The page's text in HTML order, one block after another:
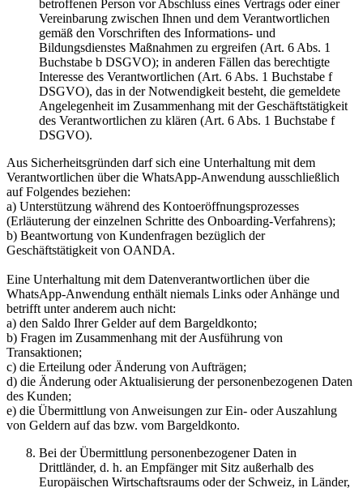
betroffenen Person vor Abschluss eines Vertrags oder einer
Vereinbarung zwischen Ihnen und dem Verantwortlichen
gemäß den Vorschriften des Informations- und
Bildungsdienstes Maßnahmen zu ergreifen (Art. 6 Abs. 1
Buchstabe b DSGVO); in anderen Fällen das berechtigte
Interesse des Verantwortlichen (Art. 6 Abs. 1 Buchstabe f
DSGVO), das in der Notwendigkeit besteht, die gemeldete
Angelegenheit im Zusammenhang mit der Geschäftstätigkeit
des Verantwortlichen zu klären (Art. 6 Abs. 1 Buchstabe f
DSGVO).
Aus Sicherheitsgründen darf sich eine Unterhaltung mit dem
Verantwortlichen über die WhatsApp-Anwendung ausschließlich
auf Folgendes beziehen:
a) Unterstützung während des Kontoeröffnungsprozesses
(Erläuterung der einzelnen Schritte des Onboarding-Verfahrens);
b) Beantwortung von Kundenfragen bezüglich der
Geschäftstätigkeit von OANDA.
Eine Unterhaltung mit dem Datenverantwortlichen über die
WhatsApp-Anwendung enthält niemals Links oder Anhänge und
betrifft unter anderem auch nicht:
a) den Saldo Ihrer Gelder auf dem Bargeldkonto;
b) Fragen im Zusammenhang mit der Ausführung von
Transaktionen;
c) die Erteilung oder Änderung von Aufträgen;
d) die Änderung oder Aktualisierung der personenbezogenen Daten
des Kunden;
e) die Übermittlung von Anweisungen zur Ein- oder Auszahlung
von Geldern auf das bzw. vom Bargeldkonto.
Bei der Übermittlung personenbezogener Daten in
Drittländer, d. h. an Empfänger mit Sitz außerhalb des
Europäischen Wirtschaftsraums oder der Schweiz, in Länder,